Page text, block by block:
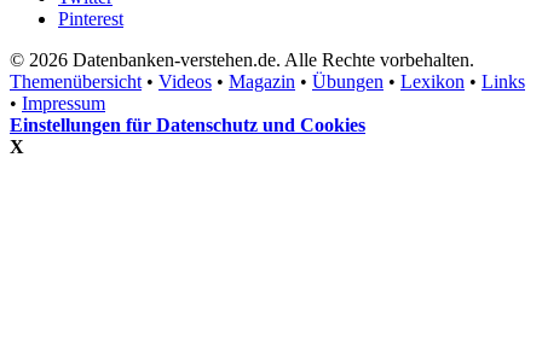
Pinterest
© 2026 Datenbanken-verstehen.de. Alle Rechte vorbehalten.
Themenübersicht• Videos • Magazin • Übungen • Lexikon • Links
• Impressum
Einstellungen für Datenschutz und Cookies
X